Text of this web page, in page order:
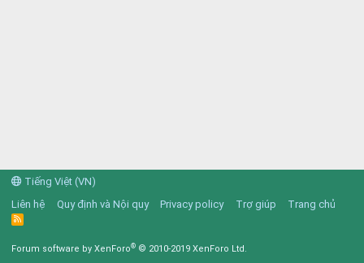
Tiếng Việt (VN)
Liên hệ
Quy định và Nội quy Privacy policy Trợ giúp Trang chủ
R
S
Forum software by XenForo® © 2010-2019 XenForo Ltd.